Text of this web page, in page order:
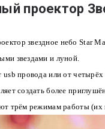
проектор
звездное небо Star
звездами и луной.
usb провода или от
создать более
трём режимам работы